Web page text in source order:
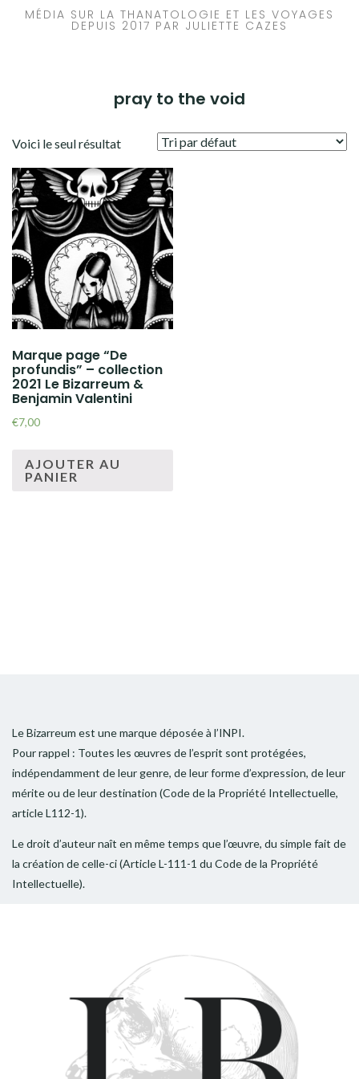
MÉDIA SUR LA THANATOLOGIE ET LES VOYAGES
DEPUIS 2017 PAR JULIETTE CAZES
pray to the void
Voici le seul résultat
Marque page “De
profundis” – collection
2021 Le Bizarreum &
Benjamin Valentini
€7,00
AJOUTER AU
PANIER
Le Bizarreum est une marque déposée à l’INPI.
Pour rappel : Toutes les œuvres de l’esprit sont protégées,
indépendamment de leur genre, de leur forme d’expression, de leur
mérite ou de leur destination (Code de la Propriété Intellectuelle,
article L112-1).
Le droit d’auteur naît en même temps que l’œuvre, du simple fait de
la création de celle-ci (Article L-111-1 du Code de la Propriété
Intellectuelle).